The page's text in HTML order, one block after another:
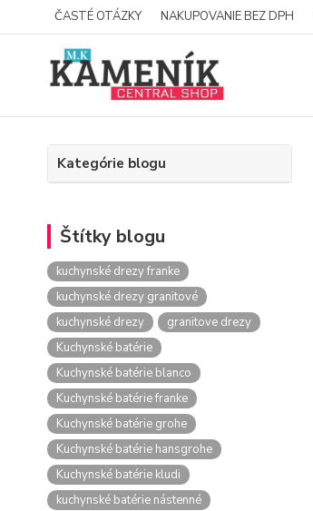
ČASTÉ OTÁZKY NAKUPOVANIE BEZ DPH
Kategórie blogu
Štítky blogu
kuchynské drezy franke
kuchynské drezy granitové
kuchynské drezy
granitove drezy
Kuchynské batérie
Kuchynské batérie blanco
Kuchynské batérie franke
Kuchynské batérie grohe
Kuchynské batérie hansgrohe
Kuchynské batérie kludi
kuchynské batérie nástenné